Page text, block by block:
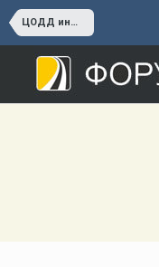
ЦОДД информирует